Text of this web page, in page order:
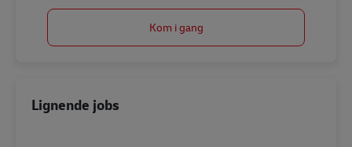
Kom i gang
Lignende jobs